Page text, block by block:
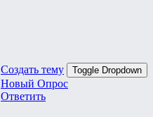
Создать тему Toggle Dropdown
Новый Опрос
Ответить